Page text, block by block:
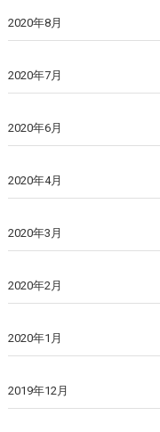
2020年8月
2020年7月
2020年6月
2020年4月
2020年3月
2020年2月
2020年1月
2019年12月